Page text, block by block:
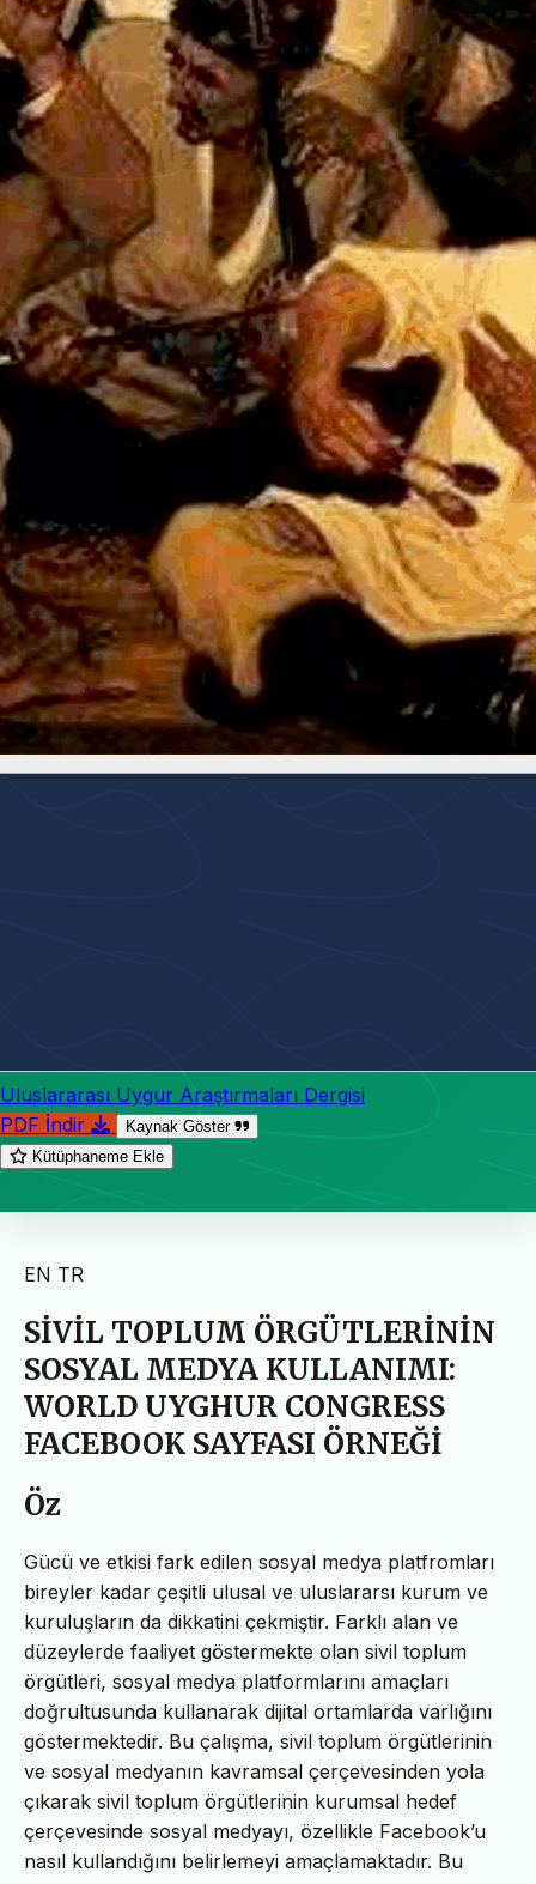
Uluslararası Uygur Araştırmaları Dergisi
PDF İndir
Kaynak Göster
Kütüphaneme Ekle
EN TR
SİVİL TOPLUM ÖRGÜTLERİNİN
SOSYAL MEDYA KULLANIMI:
WORLD UYGHUR CONGRESS
FACEBOOK SAYFASI ÖRNEĞİ
Öz
Gücü ve etkisi fark edilen sosyal medya platfromları
bireyler kadar çeşitli ulusal ve uluslararsı kurum ve
kuruluşların da dikkatini çekmiştir. Farklı alan ve
düzeylerde faaliyet göstermekte olan sivil toplum
örgütleri, sosyal medya platformlarını amaçları
doğrultusunda kullanarak dijital ortamlarda varlığını
göstermektedir. Bu çalışma, sivil toplum örgütlerinin
ve sosyal medyanın kavramsal çerçevesinden yola
çıkarak sivil toplum örgütlerinin kurumsal hedef
çerçevesinde sosyal medyayı, özellikle Facebook’u
nasıl kullandığını belirlemeyi amaçlamaktadır. Bu